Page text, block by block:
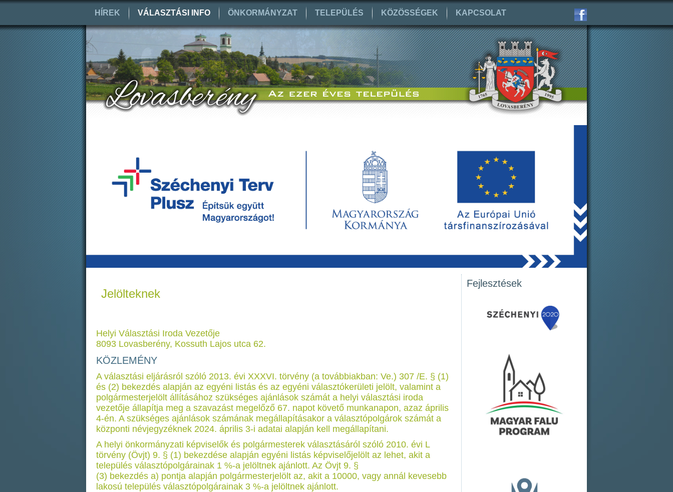
HÍREK VÁLASZTÁSI INFO ÖNKORMÁNYZAT TELEPÜLÉS KÖZÖSSÉGEK KAPCSOLAT
Jelölteknek
Helyi Választási Iroda Vezetője
8093 Lovasberény, Kossuth Lajos utca 62.
KÖZLEMÉNY
A választási eljárásról szóló 2013. évi XXXVI. törvény (a továbbiakban: Ve.) 307 /E. § (1)
és (2) bekezdés alapján az egyéni listás és az egyéni választókerületi jelölt, valamint a
polgármesterjelölt állításához szükséges ajánlások számát a helyi választási iroda
vezetője állapítja meg a szavazást megelőző 67. napot követő munkanapon, azaz április
4-én. A szükséges ajánlások számának megállapításakor a választópolgárok számát a
központi névjegyzéknek 2024. április 3-i adatai alapján kell megállapítani.
A helyi önkormányzati képviselők és polgármesterek választásáról szóló 2010. évi L
törvény (Övjt) 9. § (1) bekezdése alapján egyéni listás képviselőjelölt az lehet, akit a
település választópolgárainak 1 %-a jelöltnek ajánlott. Az Övjt 9. §
(3) bekezdés a) pontja alapján polgármesterjelölt az, akit a 10000, vagy annál kevesebb
lakosú település választópolgárainak 3 %-a jelöltnek ajánlott.
Fejlesztések